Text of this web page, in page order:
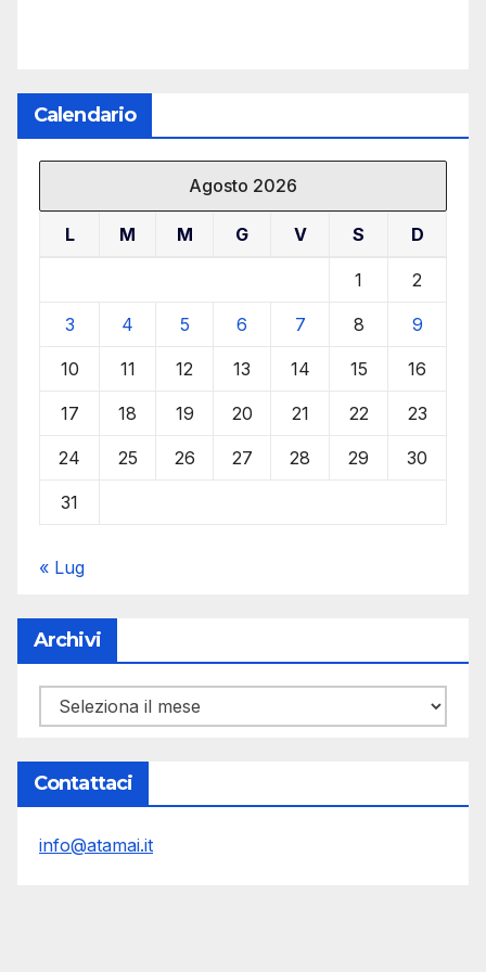
Calendario
Agosto 2026
L M M G V S D
1 2
3 4 5 6 7 8 9
10 11 12 13 14 15 16
17 18 19 20 21 22 23
24 25 26 27 28 29 30
31
« Lug
Archivi
Archivi
Contattaci
info@atamai.it